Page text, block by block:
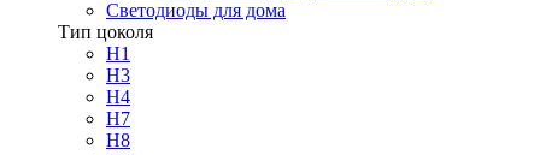
Светодиоды для дома
Тип цоколя
H1
H3
H4
H7
H8